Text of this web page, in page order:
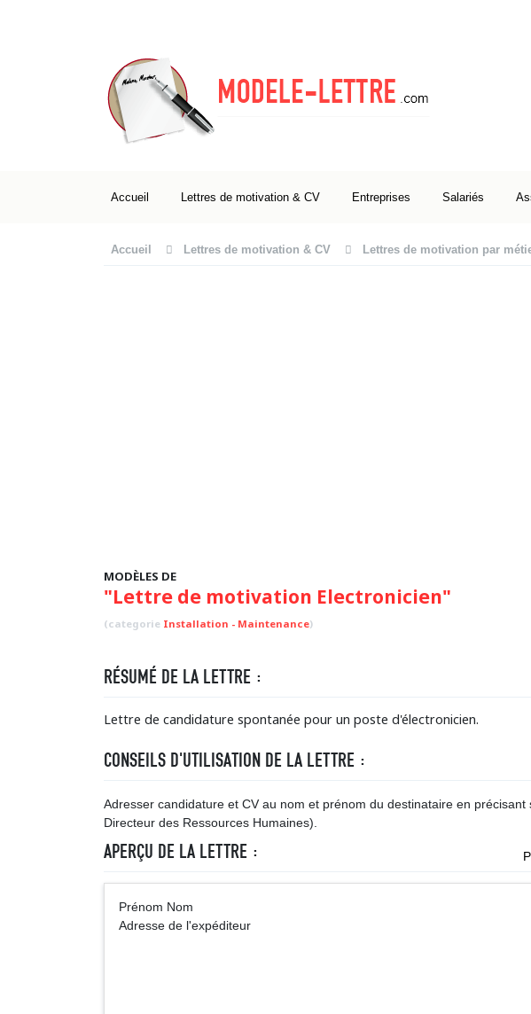
Accueil Lettres de motivation & CV Entreprises Salariés
Accueil Lettres de motivation & CV Lettres de motivation par
MODÈLES DE
"Lettre de motivation Electronicien"
(categorie Installation - Maintenance)
RÉSUMÉ DE LA LETTRE :
Lettre de candidature spontanée pour un poste d'électronicien.
CONSEILS D'UTILISATION DE LA LETTRE :
Adresser candidature et CV au nom et prénom du destinataire en
Directeur des Ressources Humaines).
APERÇU DE LA LETTRE :
Prénom Nom A
Adresse de l'expéditeur